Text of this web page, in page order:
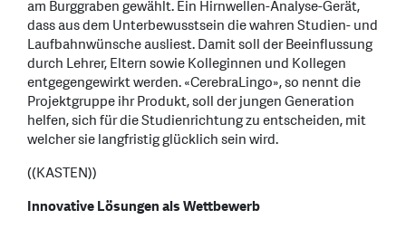
am Burggraben gewählt. Ein Hirnwellen-Analyse-Gerät,
dass aus dem Unterbewusstsein die wahren Studien- und
Laufbahnwünsche ausliest. Damit soll der Beeinflussung
durch Lehrer, Eltern sowie Kolleginnen und Kollegen
entgegengewirkt werden. «CerebraLingo», so nennt die
Projektgruppe ihr Produkt, soll der jungen Generation
helfen, sich für die Studienrichtung zu entscheiden, mit
welcher sie langfristig glücklich sein wird.
((KASTEN))
Innovative Lösungen als Wettbewerb